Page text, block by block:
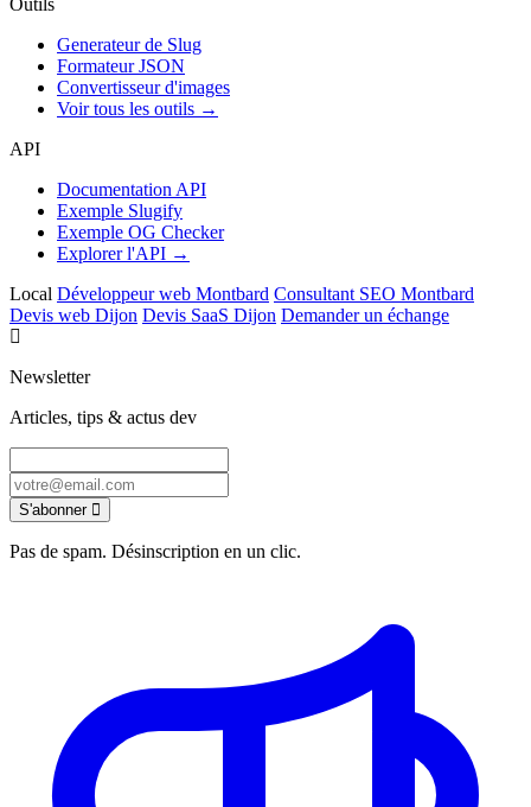
Outils
Generateur de Slug
Formateur JSON
Convertisseur d'images
Voir tous les outils →
API
Documentation API
Exemple Slugify
Exemple OG Checker
Explorer l'API →
Local Développeur web Montbard Consultant SEO Montbard
Devis web Dijon Devis SaaS Dijon Demander un échange
Newsletter
Articles, tips & actus dev
S'abonner
Pas de spam. Désinscription en un clic.